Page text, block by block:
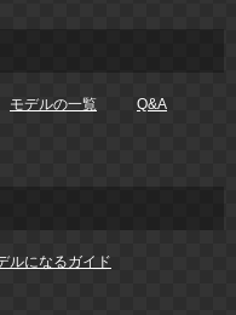
モデルの一覧 Q&A
ルになるガイド